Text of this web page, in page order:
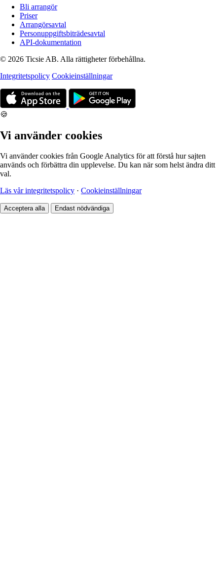
Bli arrangör
Priser
Arrangörsavtal
Personuppgiftsbiträdesavtal
API-dokumentation
© 2026 Ticsie AB. Alla rättigheter förbehållna.
Integritetspolicy Cookieinställningar
🍪
Vi använder cookies
Vi använder cookies från Google Analytics för att förstå hur sajten
används och förbättra din upplevelse. Du kan när som helst ändra ditt
val.
Läs vår integritetspolicy · Cookieinställningar
Acceptera alla Endast nödvändiga